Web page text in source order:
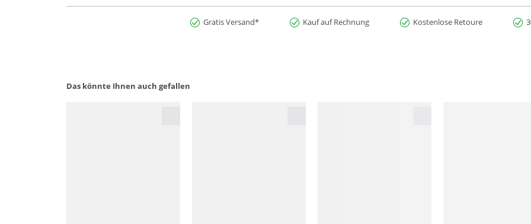
Gratis Versand* Kauf auf Rechnung Kostenlose Retoure
Das könnte Ihnen auch gefallen